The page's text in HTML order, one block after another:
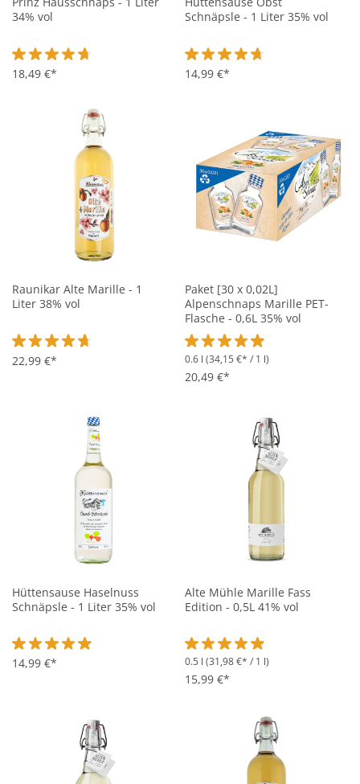
34% vol
Durchschnittliche Bewertung von 4.7 von 5 Sternen
18,49 €*
Schnäpsle - 1 Liter 35% vol
Durchschnittliche Bewertung
14,99 €*
Raunikar Alte Marille - 1
Liter 38% vol
Durchschnittliche Bewertung von 4.7 von 5 Sternen
22,99 €*
Paket [30 x 0,02L]
Alpenschnaps Marille PET-
Flasche - 0,6L 35% vol
Durchschnittliche Bewertung
0.6 l (34,15 €* / 1 l)
20,49 €*
Hüttensause Haselnuss
Schnäpsle - 1 Liter 35% vol
Durchschnittliche Bewertung von 4.9 von 5 Sternen
14,99 €*
Alte Mühle Marille Fass
Edition - 0,5L 41% vol
Durchschnittliche Bewertung
0.5 l (31,98 €* / 1 l)
15,99 €*